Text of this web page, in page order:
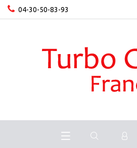
04-30-50-83-93